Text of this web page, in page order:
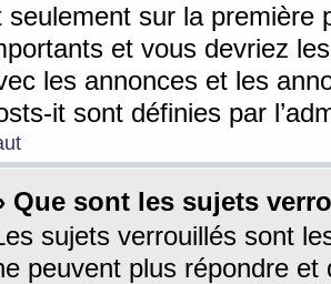
seulement sur la première
et vous devriez
les annonces et les
it sont définies par
Que sont les sujets
sujets verrouillés sont
peuvent plus répondre